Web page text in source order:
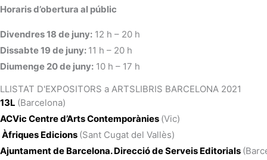
Horaris d’obertura al públic
Divendres 18 de juny: 12 h – 20 h
Dissabte 19 de juny: 11 h – 20 h
Diumenge 20 de juny: 10 h – 17 h
LLISTAT D'EXPOSITORS a ARTSLIBRIS BARCELONA 2021
13L (Barcelona)
ACVic Centre d’Arts Contemporànies (Vic)
Àfriques Edicions (Sant Cugat del Vallès)
Ajuntament de Barcelona. Direcció de Serveis Editorials